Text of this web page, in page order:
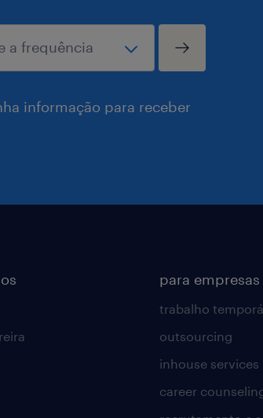
informação para receber
para empresas
trabalho
outsourcing
inhouse services
career